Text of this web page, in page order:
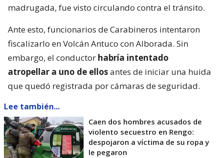
madrugada, fue visto circulando contra el tránsito.
Ante esto, funcionarios de Carabineros intentaron
fiscalizarlo en Volcán Antuco con Alborada. Sin
embargo, el conductor habría intentado
atropellar a uno de ellosantes de iniciar una huida
que quedó registrada por cámaras de seguridad.
Lee también...
Caen dos hombres acusados de
violento secuestro en Rengo:
despojaron a víctima de su ropa y
le pegaron